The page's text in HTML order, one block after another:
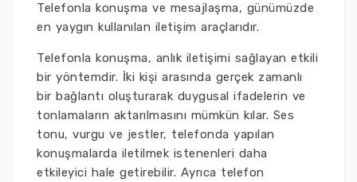
Telefonla konuşma ve mesajlaşma, günümüzde
en yaygın kullanılan iletişim araçlarıdır.
Telefonla konuşma, anlık iletişimi sağlayan etkili
bir yöntemdir. İki kişi arasında gerçek zamanlı
bir bağlantı oluşturarak duygusal ifadelerin ve
tonlamaların aktarılmasını mümkün kılar. Ses
tonu, vurgu ve jestler, telefonda yapılan
konuşmalarda iletilmek istenenleri daha
etkileyici hale getirebilir. Ayrıca telefon